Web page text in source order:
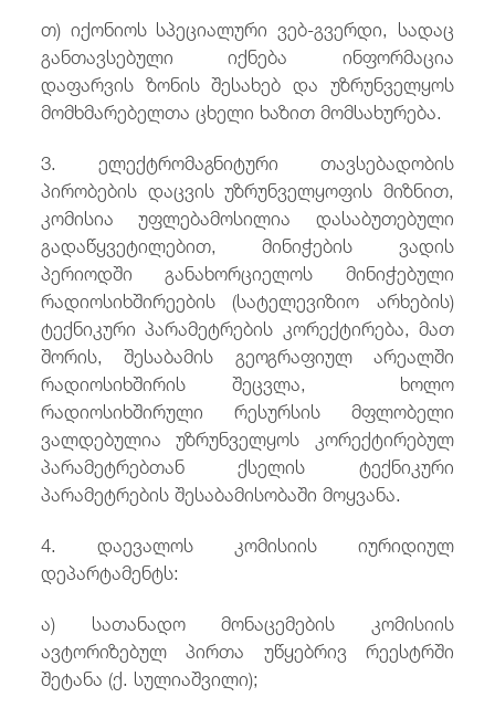
თ) იქონიოს სპეციალური ვებ-გვერდი, სადაც
განთავსებული იქნება ინფორმაცია
დაფარვის ზონის შესახებ და უზრუნველყოს
მომხმარებელთა ცხელი ხაზით მომსახურება.
3. ელექტრომაგნიტური თავსებადობის
პირობების დაცვის უზრუნველყოფის მიზნით,
კომისია უფლებამოსილია დასაბუთებული
გადაწყვეტილებით, მინიჭების ვადის
პერიოდში განახორციელოს მინიჭებული
რადიოსიხშირეების (სატელევიზიო არხების)
ტექნიკური პარამეტრების კორექტირება, მათ
შორის, შესაბამის გეოგრაფიულ არეალში
რადიოსიხშირის შეცვლა, ხოლო
რადიოსიხშირული რესურსის მფლობელი
ვალდებულია უზრუნველყოს კორექტირებულ
პარამეტრებთან ქსელის ტექნიკური
პარამეტრების შესაბამისობაში მოყვანა.
4. დაევალოს კომისიის იურიდიულ
დეპარტამენტს:
ა) სათანადო მონაცემების კომისიის
ავტორიზებულ პირთა უწყებრივ რეესტრში
შეტანა (ქ. სულიაშვილი);